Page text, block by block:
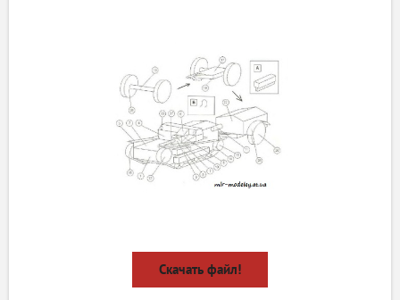
Скачать файл!